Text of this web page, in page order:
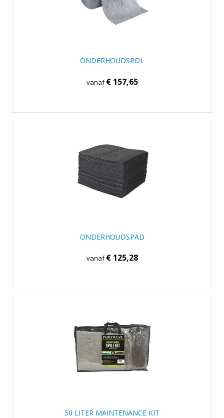
ONDERHOUDSROL
vanaf€ 157,65
ONDERHOUDSPAD
vanaf€ 125,28
50 LITER MAINTENANCE KIT